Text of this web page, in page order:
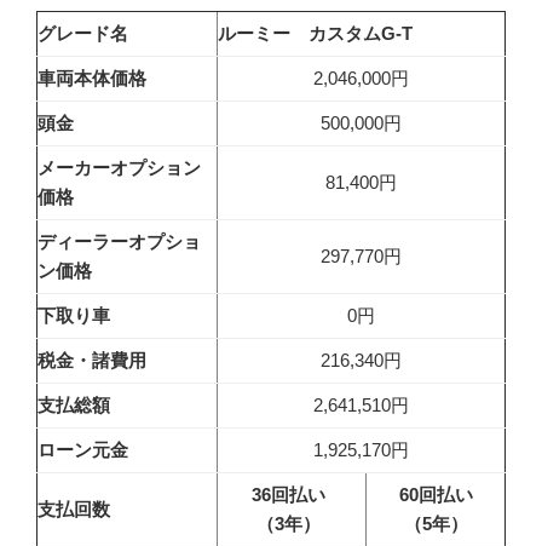
グレード名 ルーミー カスタムG-T
車両本体価格 2,046,000円
頭金 500,000円
メーカーオプション
価格
81,400円
ディーラーオプショ
ン価格
297,770円
下取り車 0円
税金・諸費用 216,340円
支払総額 2,641,510円
ローン元金 1,925,170円
支払回数
36回払い
（3年）
60回払い
（5年）